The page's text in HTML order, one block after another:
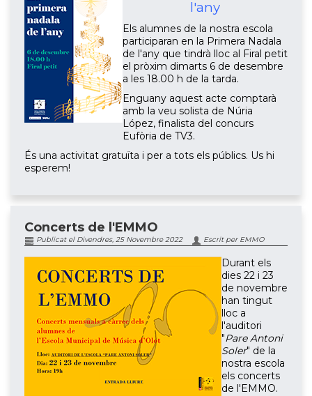
l'any
Els alumnes de la nostra escola
participaran en la Primera Nadala
de l'any que tindrà lloc al Firal petit
el pròxim dimarts 6 de desembre
a les 18.00 h de la tarda.
Enguany aquest acte comptarà
amb la veu solista de Núria
López, finalista del concurs
Eufòria de TV3.
És una activitat gratuïta i per a tots els públics. Us hi
esperem!
Concerts de l'EMMO
Publicat el Divendres, 25 Novembre 2022 Escrit per EMMO
Durant els
dies 22 i 23
de novembre
han tingut
lloc a
l'auditori
"Pare Antoni
Soler" de la
nostra escola
els concerts
de l'EMMO.